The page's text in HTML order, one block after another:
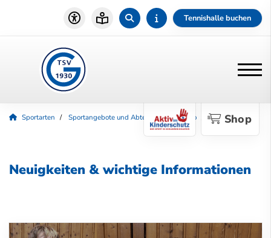
Tennishalle buchen
Shop
Sportarten Sportangebote und Abteilungen Judo Aktuelles
Neuigkeiten & wichtige Informationen